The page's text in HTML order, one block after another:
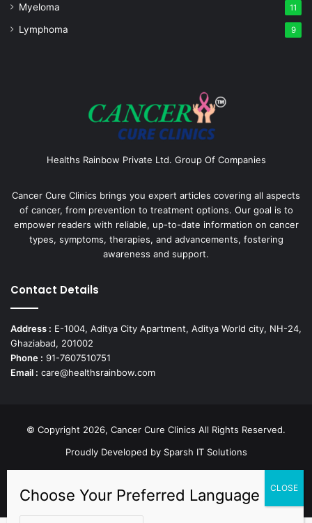
Myeloma 11
Lymphoma 9
Healths Rainbow Private Ltd. Group Of Companies
Cancer Cure Clinics brings you expert articles covering all aspects
of cancer, from prevention to treatment options. Our goal is to
empower readers with reliable, up-to-date information on cancer
types, symptoms, therapies, and advancements, fostering
awareness and support.
Contact Details
Address : E-1004, Aditya City Apartment, Aditya World city, NH-24,
Ghaziabad, 201002
Phone : 91-7607510751
Email : care@healthsrainbow.com
© Copyright 2026, Cancer Cure Clinics All Rights Reserved.
Proudly Developed by Sparsh IT Solutions
Facebook PinterestLinkedIn Instagram
TikTok